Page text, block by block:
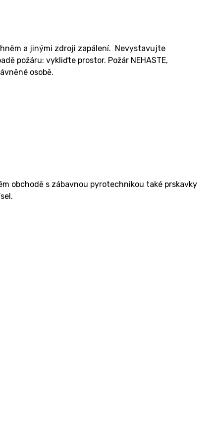
a jinými zdroji zapálení. Nevystavujte
požáru: vykliďte prostor. Požár NEHASTE,
osobě.
obchodě s zábavnou pyrotechnikou také prskavky